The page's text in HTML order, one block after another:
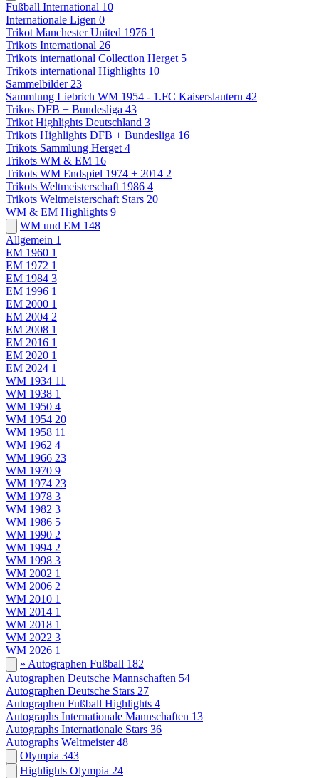
Fußball International 10
Internationale Ligen 0
Trikot Manchester United 1976 1
Trikots International 26
Trikots international Collection Herget 5
Trikots international Highlights 10
Sammelbilder 23
Sammlung Liebrich WM 1954 - 1.FC Kaiserslautern 42
Trikos DFB + Bundesliga 43
Trikot Highlights Deutschland 3
Trikots Highlights DFB + Bundesliga 16
Trikots Sammlung Herget 4
Trikots WM & EM 16
Trikots WM Endspiel 1974 + 2014 2
Trikots Weltmeisterschaft 1986 4
Trikots Weltmeisterschaft Stars 20
WM & EM Highlights 9
WM und EM 148
Allgemein 1
EM 1960 1
EM 1972 1
EM 1984 3
EM 1996 1
EM 2000 1
EM 2004 2
EM 2008 1
EM 2016 1
EM 2020 1
EM 2024 1
WM 1934 11
WM 1938 1
WM 1950 4
WM 1954 20
WM 1958 11
WM 1962 4
WM 1966 23
WM 1970 9
WM 1974 23
WM 1978 3
WM 1982 3
WM 1986 5
WM 1990 2
WM 1994 2
WM 1998 3
WM 2002 1
WM 2006 2
WM 2010 1
WM 2014 1
WM 2018 1
WM 2022 3
WM 2026 1
» Autographen Fußball 182
Autographen Deutsche Mannschaften 54
Autographen Deutsche Stars 27
Autographen Fußball Highlights 4
Autographs Internationale Mannschaften 13
Autographs Internationale Stars 36
Autographs Weltmeister 48
Olympia 343
Highlights Olympia 24